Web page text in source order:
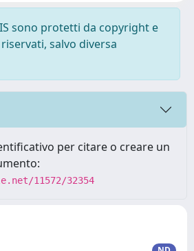
sono protetti da copyright e
salvo diversa
per citare o creare un
11572/32354